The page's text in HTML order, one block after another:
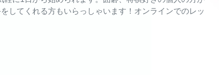
してくれる方もいらっしゃいます！オンラインでのレッ